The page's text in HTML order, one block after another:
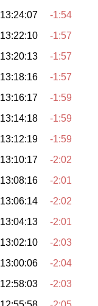
13:24:07
-1:54
13:22:10
-1:57
13:20:13
-1:57
13:18:16
-1:57
13:16:17
-1:59
13:14:18
-1:59
13:12:19
-1:59
13:10:17
-2:02
13:08:16
-2:01
13:06:14
-2:02
13:04:13
-2:01
13:02:10
-2:03
13:00:06
-2:04
12:58:03
-2:03